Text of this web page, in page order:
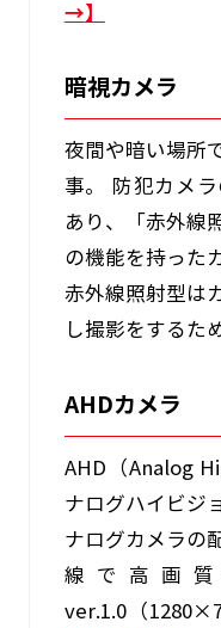
→
暗視カメラ
夜間や暗い場所
事。 防犯カメ
あり、「赤外線
の機能を持った
赤外線照射型は
し撮影をするた
AHDカメラ
AHD（Analog
ナログハイビジ
ナログカメラの
線で高画
ver.1.0（